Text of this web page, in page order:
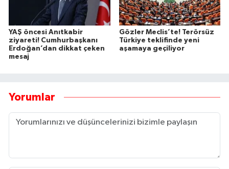
YAŞ öncesi Anıtkabir
ziyareti! Cumhurbaşkanı
Erdoğan’dan dikkat çeken
mesaj
Gözler Meclis’te! Terörsüz
Türkiye teklifinde yeni
aşamaya geçiliyor
Yorumlar